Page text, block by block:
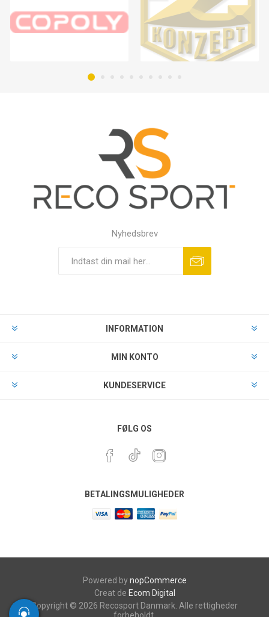
Nyhedsbrev
INFORMATION
MIN KONTO
KUNDESERVICE
FØLG OS
BETALINGSMULIGHEDER
Powered bynopCommerce
Creat de Ecom Digital
Copyright © 2026 Recosport Danmark. Alle rettigheder
forbeholdt.